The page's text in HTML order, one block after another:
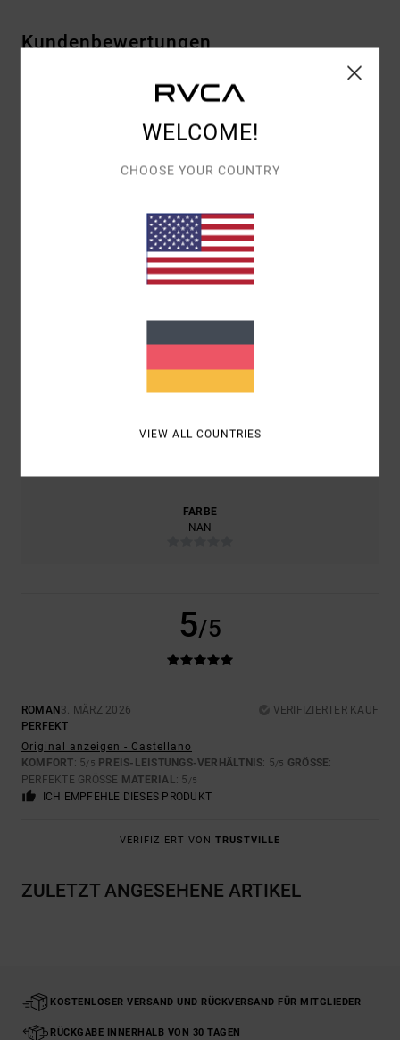
Kundenbewertungen
DURCHSCHNITTLICHE BEWERTUNG
5.0
1 VERIFIZIERTEN BEWERTUNGEN
MÄRZ 2026
100% UNSERER KUNDEN EMPFEHLEN DIESES PRODUKT
KOMFORT
GRÖSSE
MATERIAL
FARBE
NAN
5/5
ROMAN 3. MÄRZ 2026
VERIFIZIERTER KAUF
PERFEKT
Original anzeigen - Castellano
KOMFORT: 5/5 PREIS-LEISTUNGS-VERHÄLTNIS: 5/5 GRÖSSE :
PERFEKTE GRÖSSE MATERIAL: 5 /5
ICH EMPFEHLE DIESES PRODUKT
VERIFIZIERT VON TRUSTVILLE
ZULETZT ANGESEHENE ARTIKEL
KOSTENLOSER VERSAND UND RÜCKVERSAND FÜR MITGLIEDER
RÜCKGABE INNERHALB VON 30 TAGEN
WELCOME!
CHOOSE YOUR COUNTRY
VIEW ALL COUNTRIES